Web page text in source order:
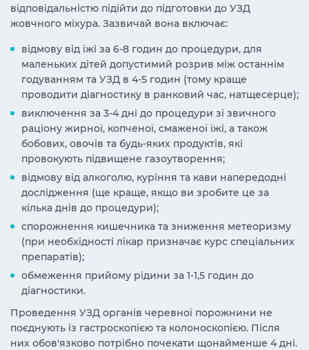
відповідальністю підійти до підготовки до УЗД
жовчного міхура. Зазвичай вона включає:
відмову від їжі за 6-8 годин до процедури, для
маленьких дітей допустимий розрив між останнім
годуванням та УЗД в 4-5 годин (тому краще
проводити діагностику в ранковий час, натщесерце);
виключення за 3-4 дні до процедури зі звичного
раціону жирної, копченої, смаженої їжі, а також
бобових, овочів та будь-яких продуктів, які
провокують підвищене газоутворення;
відмову від алкоголю, куріння та кави напередодні
дослідження (ще краще, якщо ви зробите це за
кілька днів до процедури);
спорожнення кишечника та зниження метеоризму
(при необхідності лікар призначає курс спеціальних
препаратів);
обмеження прийому рідини за 1-1,5 годин до
діагностики.
Проведення УЗД органів черевної порожнини не
поєднують із гастроскопією та колоноскопією. Після
них обов'язково потрібно почекати щонайменше 4 дні.